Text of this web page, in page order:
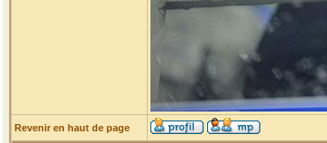
Revenir en haut de page